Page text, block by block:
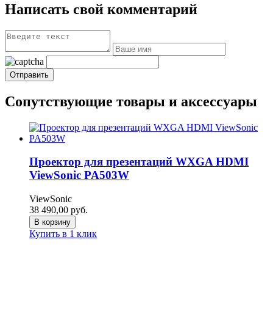
Написать свой комментарий
Сопутствующие товары и аксессуары
Проектор для презентаций WXGA HDMI
ViewSonic PA503W
ViewSonic
38 490,00 руб.
В корзину
Купить в 1 клик